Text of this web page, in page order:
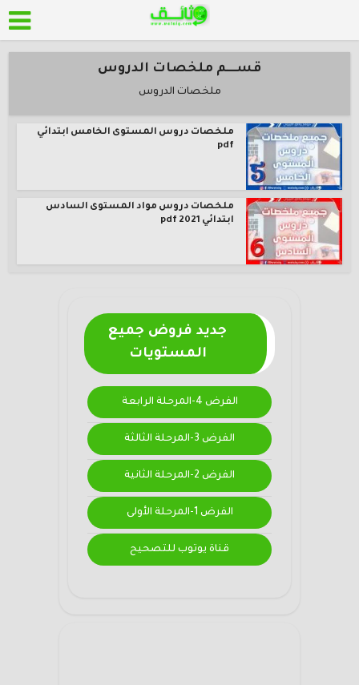
قســــم ملخصات الدروس
ملخصات الدروس
ملخصات دروس المستوى الخامس ابتدائي
pdf
ملخصات دروس مواد المستوى السادس
ابتدائي 2021 pdf
جديد فروض جميع
المستويات
الفرض 4-المرحلة الرابعة
الفرض 3-المرحلة الثالثة
الفرض 2-المرحلة الثانية
الفرض 1-المرحلة الأولى
قناة يوتوب للتصحيح